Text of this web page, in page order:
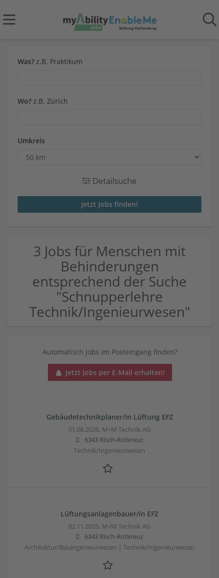
Was? z.B. Praktikum
Wo? z.B. Zürich
Umkreis
Detailsuche
3 Jobs für Menschen mit
Behinderungen
entsprechend der Suche
"Schnupperlehre
Technik/Ingenieurwesen"
Automatisch Jobs im Posteingang finden?
Jetzt Jobs per E-Mail erhalten!
Gebäudetechnikplaner/in Lüftung EFZ
01.08.2026, M+M Technik AG
6343 Risch-Rotkreuz
Technik/Ingenieurwesen
Lüftungsanlagenbauer/in EFZ
02.11.2025, M+M Technik AG
6343 Risch-Rotkreuz
Architektur/Bauingenieurwesen | Technik/Ingenieurwesen